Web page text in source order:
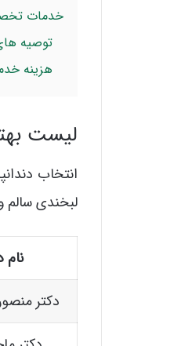
خدمات
توصیه
هزینه
لیست
انتخاب
لبخندی سالم
نام
دکتر